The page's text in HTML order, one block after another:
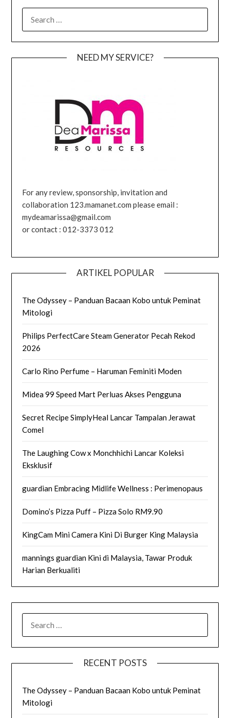
FOR:
NEED MY SERVICE?
For any review, sponsorship, invitation and
collaboration 123.mamanet.com please email :
mydeamarissa@gmail.com
or contact : 012-3373 012
ARTIKEL POPULAR
The Odyssey – Panduan Bacaan Kobo untuk Peminat
Mitologi
Philips PerfectCare Steam Generator Pecah Rekod
2026
Carlo Rino Perfume – Haruman Feminiti Moden
Midea 99 Speed Mart Perluas Akses Pengguna
Secret Recipe SimplyHeal Lancar Tampalan Jerawat
Comel
The Laughing Cow x Monchhichi Lancar Koleksi
Eksklusif
guardian Embracing Midlife Wellness : Perimenopaus
Domino’s Pizza Puff – Pizza Solo RM9.90
KingCam Mini Camera Kini Di Burger King Malaysia
mannings guardian Kini di Malaysia, Tawar Produk
Harian Berkualiti
FOR:
RECENT POSTS
The Odyssey – Panduan Bacaan Kobo untuk Peminat
Mitologi